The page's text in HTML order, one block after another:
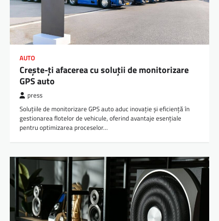
AUTO
Crește-ți afacerea cu soluții de monitorizare
GPS auto
press
Soluțiile de monitorizare GPS auto aduc inovație și eficiență în
gestionarea flotelor de vehicule, oferind avantaje esențiale
pentru optimizarea proceselor…